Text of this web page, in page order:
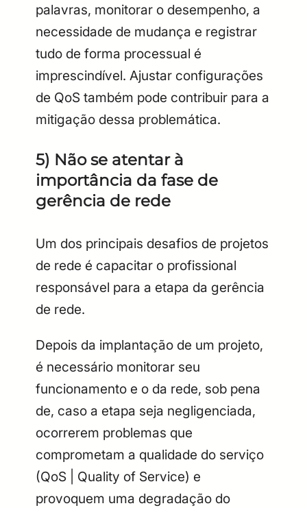
palavras, monitorar o desempenho, a
necessidade de mudança e registrar
tudo de forma processual é
imprescindível. Ajustar configurações
de QoS também pode contribuir para a
mitigação dessa problemática.
5) Não se atentar à
importância da fase de
gerência de rede
Um dos principais desafios de projetos
de rede é capacitar o profissional
responsável para a etapa da gerência
de rede.
Depois da implantação de um projeto,
é necessário monitorar seu
funcionamento e o da rede, sob pena
de, caso a etapa seja negligenciada,
ocorrerem problemas que
comprometam a qualidade do serviço
(QoS | Quality of Service) e
provoquem uma degradação do